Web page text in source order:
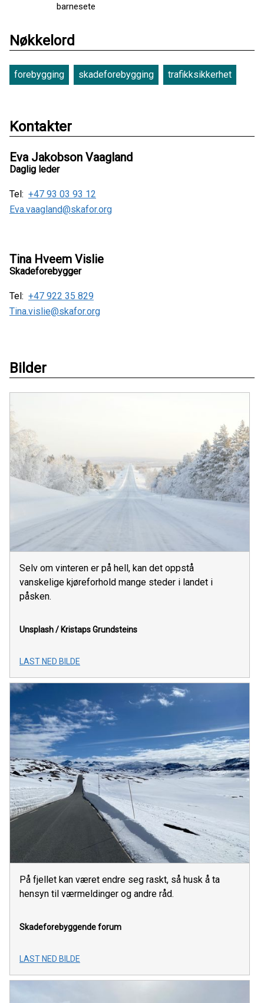
barnesete
Nøkkelord
forebygging skadeforebygging trafikksikkerhet
Kontakter
Eva Jakobson Vaagland
Daglig leder
Tel: +47 93 03 93 12
Eva.vaagland@skafor.org
Tina Hveem Vislie
Skadeforebygger
Tel: +47 922 35 829
Tina.vislie@skafor.org
Bilder
Selv om vinteren er på hell, kan det oppstå
vanskelige kjøreforhold mange steder i landet i
påsken.
Unsplash / Kristaps Grundsteins
LAST NED BILDE
På fjellet kan været endre seg raskt, så husk å ta
hensyn til værmeldinger og andre råd.
Skadeforebyggende forum
LAST NED BILDE